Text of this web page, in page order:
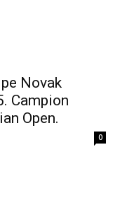
Novak
Campion
Open.
0